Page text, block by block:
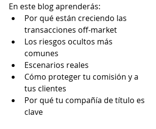
En este blog aprenderás:
Por qué están creciendo las
transacciones off-market
Los riesgos ocultos más
comunes
Escenarios reales
Cómo proteger tu comisión y a
tus clientes
Por qué tu compañía de título es
clave